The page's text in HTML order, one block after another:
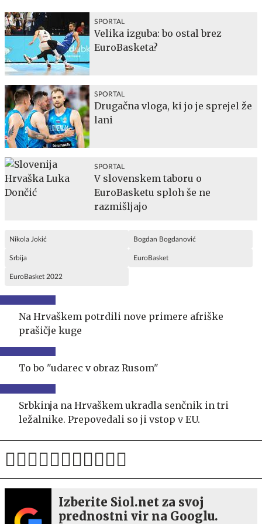
SPORTAL
Velika izguba: bo ostal brez
EuroBasketa?
SPORTAL
Drugačna vloga, ki jo je sprejel že
lani
SPORTAL
V slovenskem taboru o
EuroBasketu sploh še ne
razmišljajo
Nikola Jokić Bogdan Bogdanović
Srbija EuroBasket
EuroBasket 2022
Na Hrvaškem potrdili nove primere afriške
prašičje kuge
To bo "udarec v obraz Rusom"
Srbkinja na Hrvaškem ukradla senčnik in tri
ležalnike. Prepovedali so ji vstop v EU.
Izberite Siol.net za svoj
prednostni vir na Googlu.